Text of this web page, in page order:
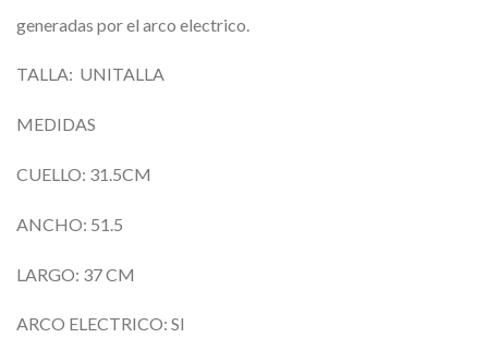
generadas por el arco electrico.
TALLA: UNITALLA
MEDIDAS
CUELLO: 31.5CM
ANCHO: 51.5
LARGO: 37 CM
ARCO ELECTRICO: SI